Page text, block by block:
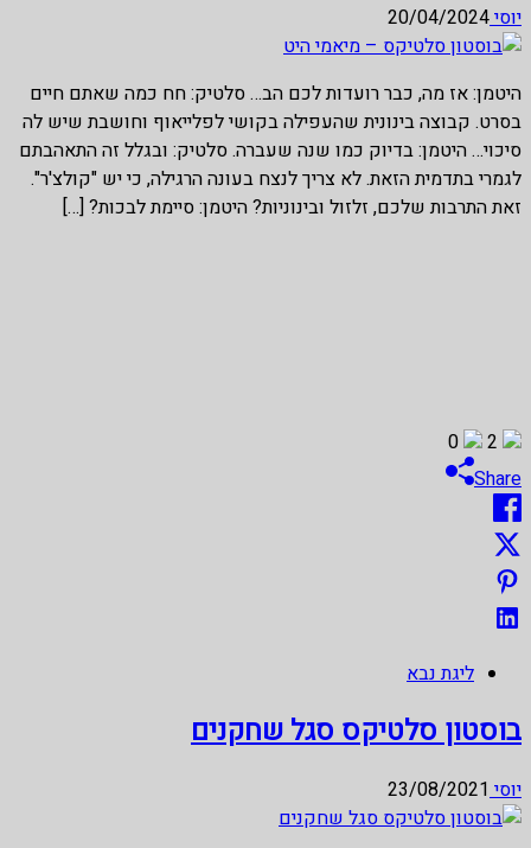
יוסי20/04/2024
היטמן: אז מה, כבר רועדות לכם הב… סלטיק: חח כמה שאתם חיים
בסרט. קבוצה בינונית שהעפילה בקושי לפלייאוף וחושבת שיש לה
סיכוי… היטמן: בדיוק כמו שנה שעברה. סלטיק: ובגלל זה התאהבתם
לגמרי בתדמית הזאת. לא צריך לנצח בעונה הרגילה, כי יש "קולצ'ר".
זאת התרבות שלכם, זלזול ובינוניות? היטמן: סיימת לבכות? […]
2
0
Share
ליגת נבא
בוסטון סלטיקס סגל שחקנים
יוסי 23/08/2021